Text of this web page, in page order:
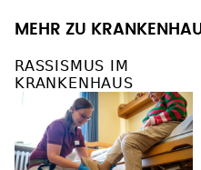
MEHR ZU
RASSISMUS IM
KRANKENHAUS